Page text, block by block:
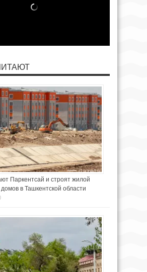
Паркентсай и строят жилой
в Ташкентской области